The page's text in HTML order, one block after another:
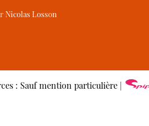
Nicolas Losson
: Sauf mention particulière |